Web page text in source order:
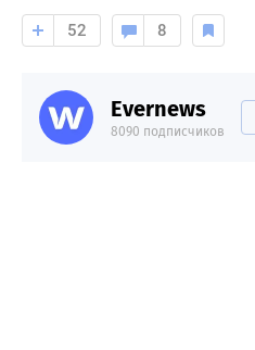
52 8
Evernews
8090 подписчиков